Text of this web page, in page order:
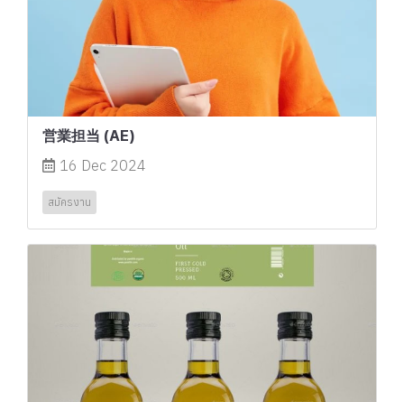
営業担当 (AE)
16 Dec 2024
สมัครงาน